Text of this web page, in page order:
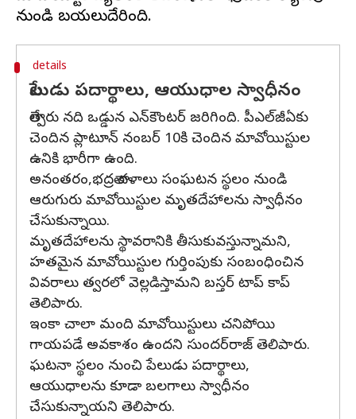
details
పేలుడు పదార్థాలు, ఆయుధాల స్వాధీనం
తాల్పేరు నది ఒడ్డున ఎన్‌కౌంటర్ జరిగింది. పీఎల్‌జీఏకు
చెందిన ప్లాటూన్ నంబర్ 10కి చెందిన మావోయిస్టుల
ఉనికి భారీగా ఉంది.
అనంతరం,భద్రతా దళాలు సంఘటన స్థలం నుండి
ఆరుగురు మావోయిస్టుల మృతదేహాలను స్వాధీనం
చేసుకున్నాయి.
మృతదేహాలను స్థావరానికి తీసుకువస్తున్నామని,
హతమైన మావోయిస్టుల గుర్తింపుకు సంబంధించిన
వివరాలు త్వరలో వెల్లడిస్తామని బస్తర్ టాప్ కాప్
తెలిపారు.
ఇంకా చాలా మంది మావోయిస్టులు చనిపోయి
గాయపడే అవకాశం ఉందని సుందర్‌రాజ్ తెలిపారు.
ఘటనా స్థలం నుంచి పేలుడు పదార్థాలు,
ఆయుధాలను కూడా బలగాలు స్వాధీనం
చేసుకున్నాయని తెలిపారు.